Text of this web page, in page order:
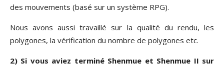
des mouvements (basé sur un système RPG).
Nous avons aussi travaillé sur la qualité du rendu, les
polygones, la vérification du nombre de polygones etc.
2) Si vous aviez terminé Shenmue et Shenmue II sur